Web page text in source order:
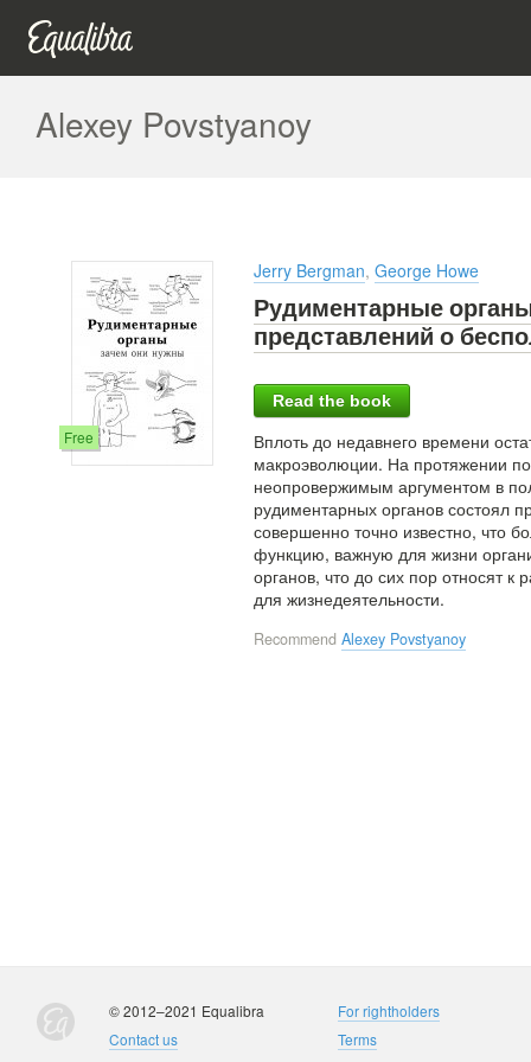
Alexey Povstyanoy
Free
Jerry Bergman, George Howe
Рудиментарные
представлений о
Read the book
Вплоть до недавнего времени
макроэволюции. На протяжении
неопровержимым аргументом в
рудиментарных органов состоял
совершенно точно известно, что
функцию, важную для жизни
органов, что до сих пор относят
для жизнедеятельности.
Recommend Alexey Povstyanoy
© 2012–2021 Equalibra
Contact us
For rightholders
Terms